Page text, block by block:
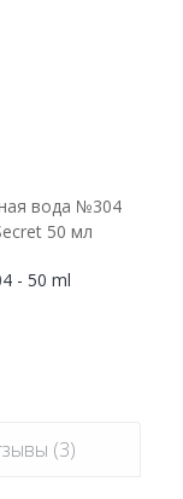
вода №304
50 мл
- 50 ml
(3)